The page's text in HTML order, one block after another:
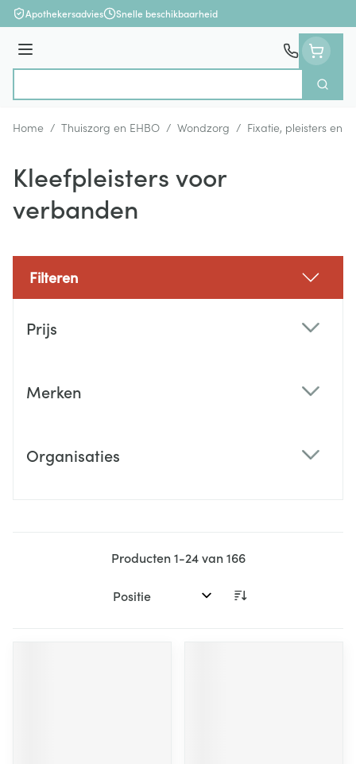
Ga naar de inhoud
Apothekersadvies Snelle beschikbaarheid
Menu
Zoek
Home / Thuiszorg en EHBO / Wondzorg / Fixatie, pleisters en
Kleefpleisters voor
verbanden
Filteren
Prijs
Merken
Organisaties
Producten1-24van166
Sorteer op: